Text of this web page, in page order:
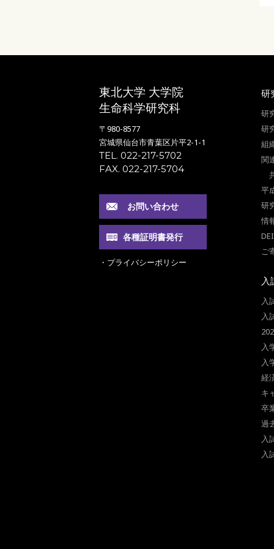
東北大学 大学院
生命科学研究科
〒980-8577
宮城県仙台市青葉区片平2-1-1
TEL. 022-217-5702
FAX. 022-217-5704
お問い合わせ
各種証明書発行
・プライバシーポリシー
研
研
研
組
関
平
研
情
ご
入
入
入
入
入
経
キ
卒
過
入
入